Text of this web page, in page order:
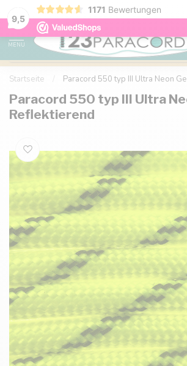
9,5
1171 Bewertungen
Kostenlose Lieferung nach Hause ab 150 €
MENU
Startseite Paracord 550 typ III Ultra Neon
Paracord 550 typ III Ultra
Reflektierend